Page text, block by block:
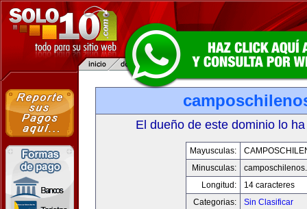
El dueño de este dominio lo
Mayusculas:
Minusculas:
Longitud:
14 caracteres
Categorias:
Sin Clasificar